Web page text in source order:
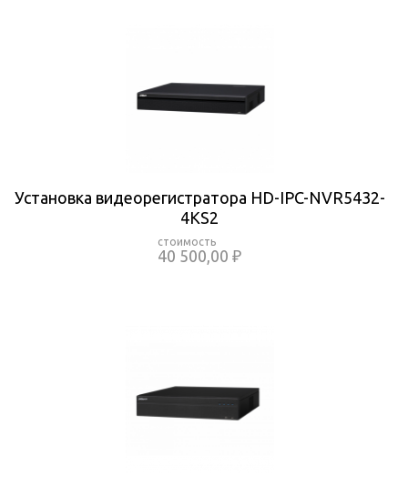
Установка видеорегистратора HD-IPC-NVR5432-
4KS2
40 500,00 ₽